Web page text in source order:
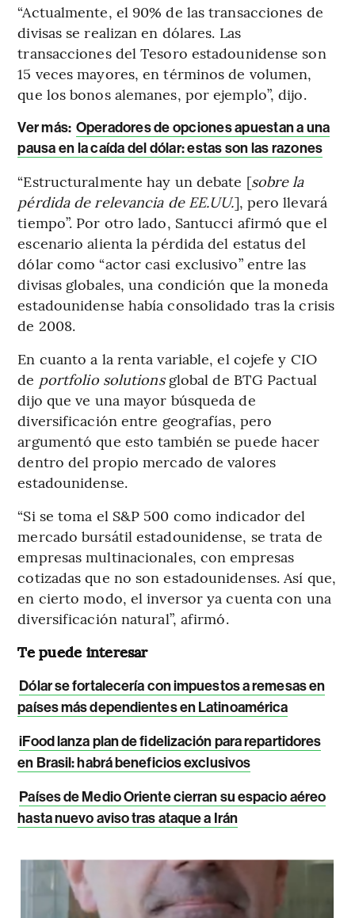
“Actualmente, el 90% de las transacciones de
divisas se realizan en dólares. Las
transacciones del Tesoro estadounidense son
15 veces mayores, en términos de volumen,
que los bonos alemanes, por ejemplo”, dijo.
Ver más: Operadores de opciones apuestan a una
pausa en la caída del dólar: estas son las razones
“Estructuralmente hay un debate [sobre la
pérdida de relevancia de EE.UU.], pero llevará
tiempo”. Por otro lado, Santucci afirmó que el
escenario alienta la pérdida del estatus del
dólar como “actor casi exclusivo” entre las
divisas globales, una condición que la moneda
estadounidense había consolidado tras la crisis
de 2008.
En cuanto a la renta variable, el cojefe y CIO
de portfolio solutions global de BTG Pactual
dijo que ve una mayor búsqueda de
diversificación entre geografías, pero
argumentó que esto también se puede hacer
dentro del propio mercado de valores
estadounidense.
“Si se toma el S&P 500 como indicador del
mercado bursátil estadounidense, se trata de
empresas multinacionales, con empresas
cotizadas que no son estadounidenses. Así que,
en cierto modo, el inversor ya cuenta con una
diversificación natural”, afirmó.
Te puede interesar
Dólar se fortalecería con impuestos a remesas en
países más dependientes en Latinoamérica
iFood lanza plan de fidelización para repartidores
en Brasil: habrá beneficios exclusivos
Países de Medio Oriente cierran su espacio aéreo
hasta nuevo aviso tras ataque a Irán